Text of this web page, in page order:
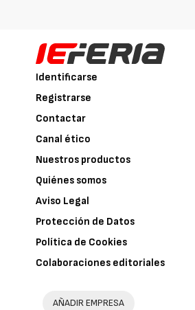
Identificarse
Registrarse
Contactar
Canal ético
Nuestros productos
Quiénes somos
Aviso Legal
Protección de Datos
Política de Cookies
Colaboraciones editoriales
AÑADIR EMPRESA